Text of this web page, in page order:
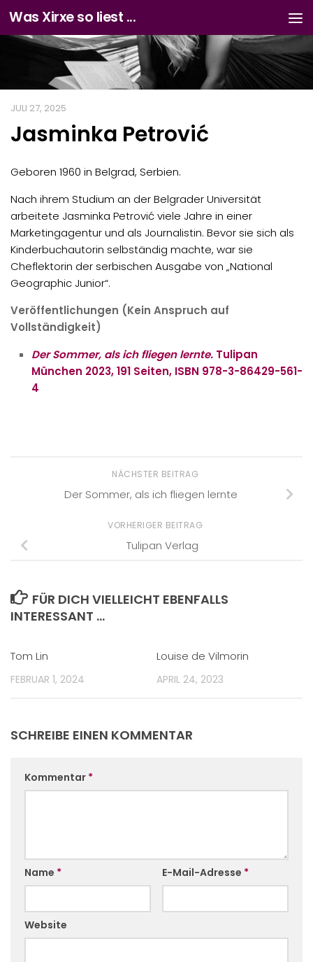
Zum Inhalt springen
Was Xirxe so liest ...
JULI 27, 2025
Jasminka Petrović
Geboren 1960 in Belgrad, Serbien.
Nach ihrem Studium an der Belgrader Universität
arbeitete Jasminka Petrović viele Jahre in einer
Marketingagentur und als Journalistin. Bevor sie sich als
Kinderbuchautorin selbständig machte, war sie
Cheflektorin der serbischen Ausgabe von „National
Geographic Junior“.
Veröffentlichungen (Kein Anspruch auf
Vollständigkeit)
Der Sommer, als ich fliegen lernte. Tulipan
München 2023, 191 Seiten, ISBN 978-3-86429-561-
4
NÄCHSTER BEITRAG
Der Sommer, als ich fliegen lernte
VORHERIGER BEITRAG
Tulipan Verlag
FÜR DICH VIELLEICHT EBENFALLS
INTERESSANT …
Tom Lin
FEBRUAR 1, 2024
Louise de Vilmorin
APRIL 24, 2023
SCHREIBE EINEN KOMMENTAR
Kommentar *
Name * E-Mail-Adresse *
Website